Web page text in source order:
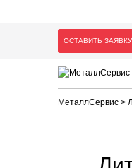
ОСТАВИТЬ ЗАЯВКУ
МеталлСервис >